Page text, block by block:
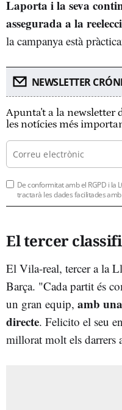
Laporta i la seva
assegurada a la
la campanya està
NEWSLETTER
Apunta't a la newsletter
les notícies més
De conformitat amb el RGPD i la
tractarà les dades facilitades
El tercer
El Vila-real, tercer a la
Barça. "Cada partit és
un gran equip, amb
directe. Felicito el seu
millorat molt els darrers